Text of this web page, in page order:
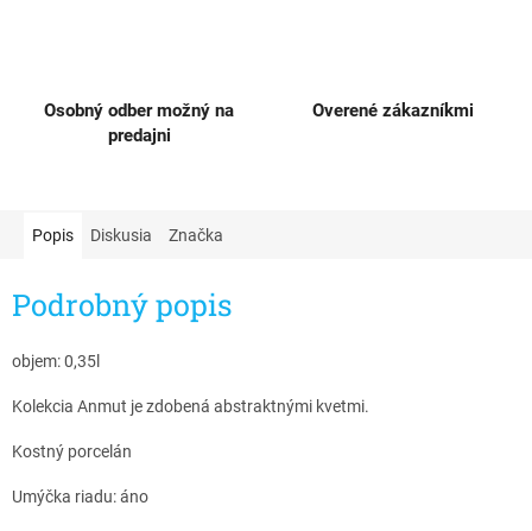
Osobný odber možný na
predajni
Overené zákazníkmi
Popis Diskusia Značka
Podrobný popis
objem: 0,35l
Kolekcia Anmut je zdobená abstraktnými kvetmi.
Kostný porcelán
Umýčka riadu: áno